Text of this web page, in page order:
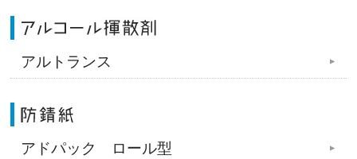
アルトランス
アドパック ロール型